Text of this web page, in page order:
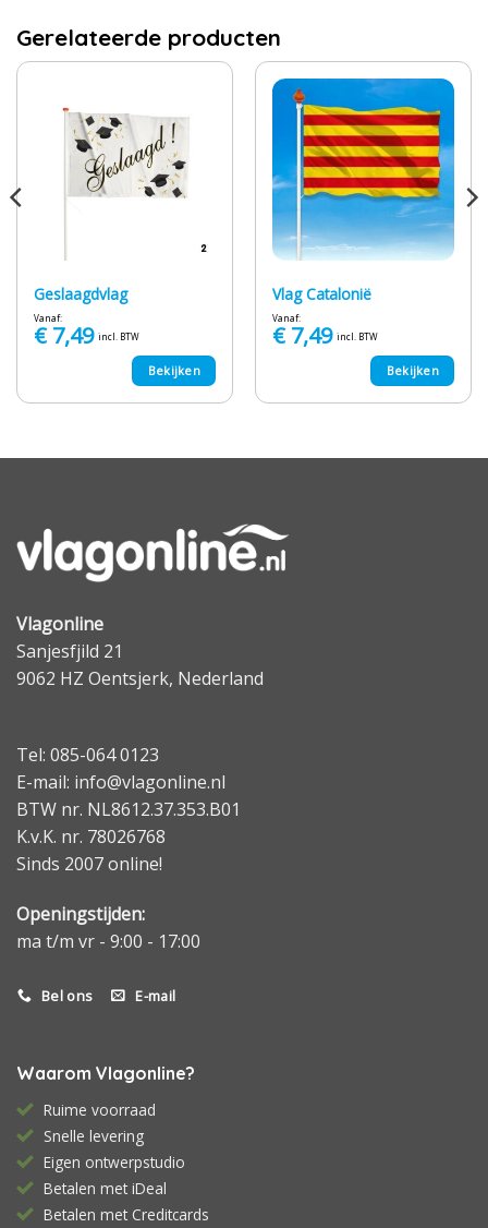
Gerelateerde producten
Geslaagdvlag
Vanaf:
€7,49 incl. BTW
Bekijken
Vlag Catalonië
Vanaf:
€7,49 incl. BTW
Bekijken
Vlagonline
Sanjesfjild 21
9062 HZ Oentsjerk, Nederland
Tel: 085-064 0123
E-mail: info@vlagonline.nl
BTW nr. NL8612.37.353.B01
K.v.K. nr. 78026768
Sinds 2007 online!
Openingstijden:
ma t/m vr - 9:00 - 17:00
Bel ons E-mail
Waarom Vlagonline?
Ruime voorraad
Snelle levering
Eigen ontwerpstudio
Betalen met iDeal
Betalen met Creditcards